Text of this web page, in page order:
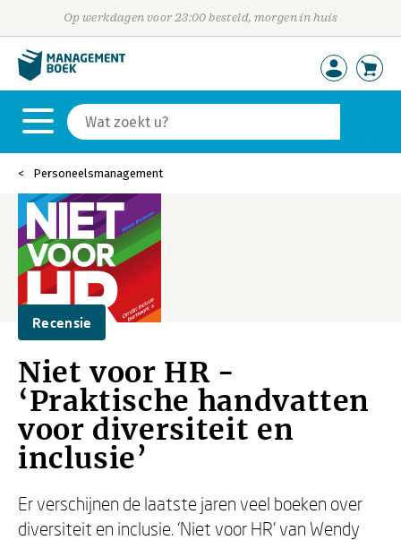
Op werkdagen voor 23:00 besteld, morgen in huis
Personeelsmanagement
Recensie
Niet voor HR -
‘Praktische handvatten
voor diversiteit en
inclusie’
Er verschijnen de laatste jaren veel boeken over
diversiteit en inclusie. ‘Niet voor HR’ van Wendy